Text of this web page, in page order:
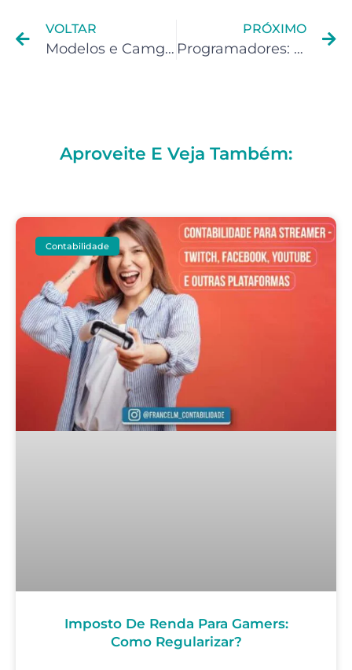
VOLTAR
Modelos e Camgirls: Trabalhar com CNPJ (empresa) é melhor do que com CPF?
PRÓXIMO
Programadores: Trabalhar com CNPJ (empresa) é melhor do que com CPF?
Aproveite E Veja Também:
Contabilidade
Imposto De Renda Para Gamers:
Como Regularizar?